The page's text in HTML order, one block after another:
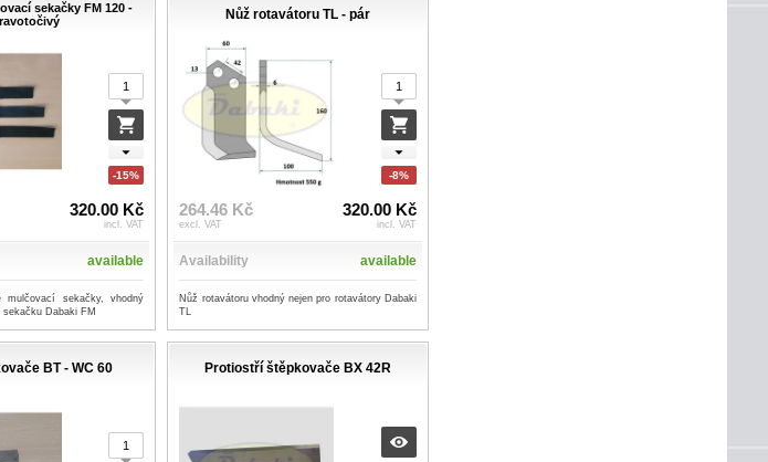
sekačky FM 120 -
-15%
320.00 Kč
incl. VAT
available
mulčovací sekačky, vhodný
Dabaki FM
Nůž rotavátoru TL - pár
-8%
264.46 Kč
excl. VAT
320.00 Kč
incl. VAT
Availability available
Nůž rotavátoru vhodný nejen pro rotavátory Dabaki
TL
BT - WC 60 Protiostří štěpkovače BX 42R